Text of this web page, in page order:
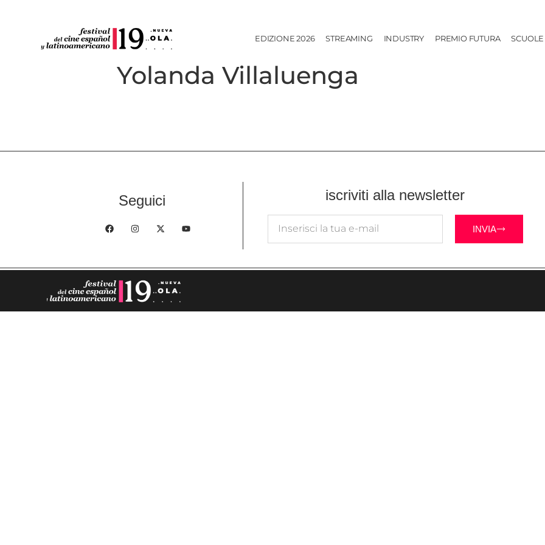
EDIZIONE 2026 STREAMING INDUSTRY PREMIO FUTURA SCUOLE
Yolanda Villaluenga
Seguici iscriviti alla newsletter
INVIA